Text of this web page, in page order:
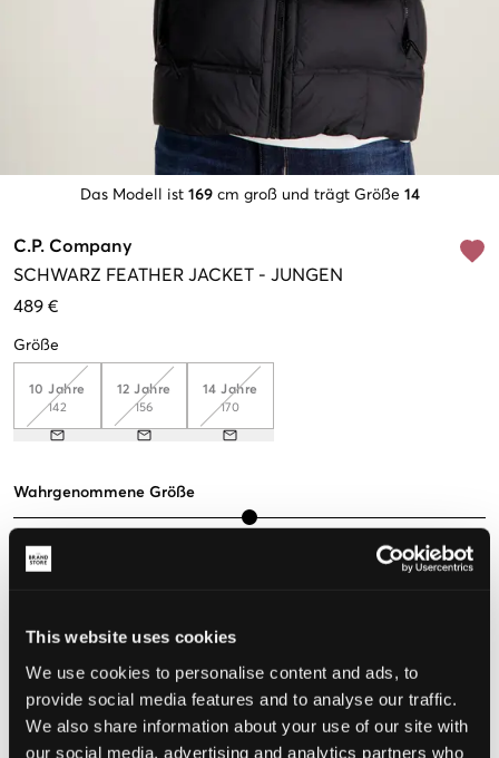
This website uses cookies
We use cookies to personalise content and ads, to
provide social media features and to analyse our traffic.
We also share information about your use of our site with
our social media, advertising and analytics partners who
Das Modell ist 169 cm groß und trägt Größe 14
C.P. Company
SCHWARZ FEATHER JACKET - JUNGEN
489 €
Größe
10 Jahre
142
12 Jahre
156
14 Jahre
170
Wahrgenommene Größe
WÄHLEN SIE EINE GRÖSSE
Schnelle lieferung
Gratis versand über €69
Widerrufsrechtinnerhalb von 60 Tagen